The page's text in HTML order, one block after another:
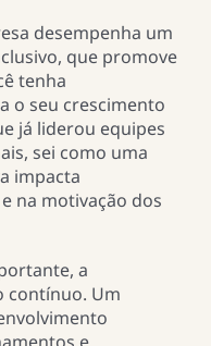
desempenha um
que promove
tenha
o seu crescimento
já liderou equipes
sei como uma
impacta
na motivação dos
a
contínuo. Um